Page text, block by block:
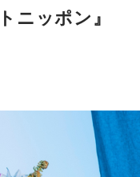
いけれど、日本は力
うに警戒させる。そ
ことを言ってるぞ」
）使うことが可能な
ます。
ときに違うところで
。全然悪気がないと
で考えてコメントす
いたということです
トレーニングなどで
さないといけないと
ます」
覚した時の心境を教
ニッポン』